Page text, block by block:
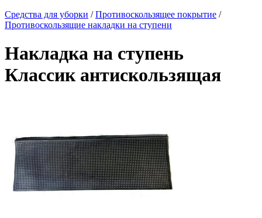
Средства для уборки /Противоскользящее покрытие /
Противоскользящие накладки на ступени
Накладка на ступень
Классик антискользящая